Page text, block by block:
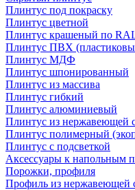
Плинтус под покраску
Плинтус цветной
Плинтус крашеный по
Плинтус ПВХ
Плинтус МДФ
Плинтус шпонированный
Плинтус из массива
Плинтус гибкий
Плинтус алюминиевый
Плинтус из нержавеющей
Плинтус полимерный
Плинтус с подсветкой
Аксессуары к напольным
Порожки, профиля
Профиль из нержавеющей